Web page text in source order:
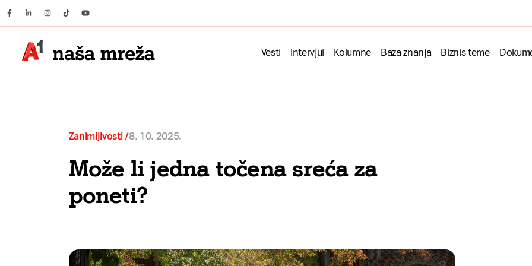
Facebook
LinkedinInstagram
TiktokYoutube
Vesti Intervjui Kolumne Baza znanja Biznis teme
Zanimljivosti 8. 10. 2025.
Može li jedna točena sreća za
poneti?